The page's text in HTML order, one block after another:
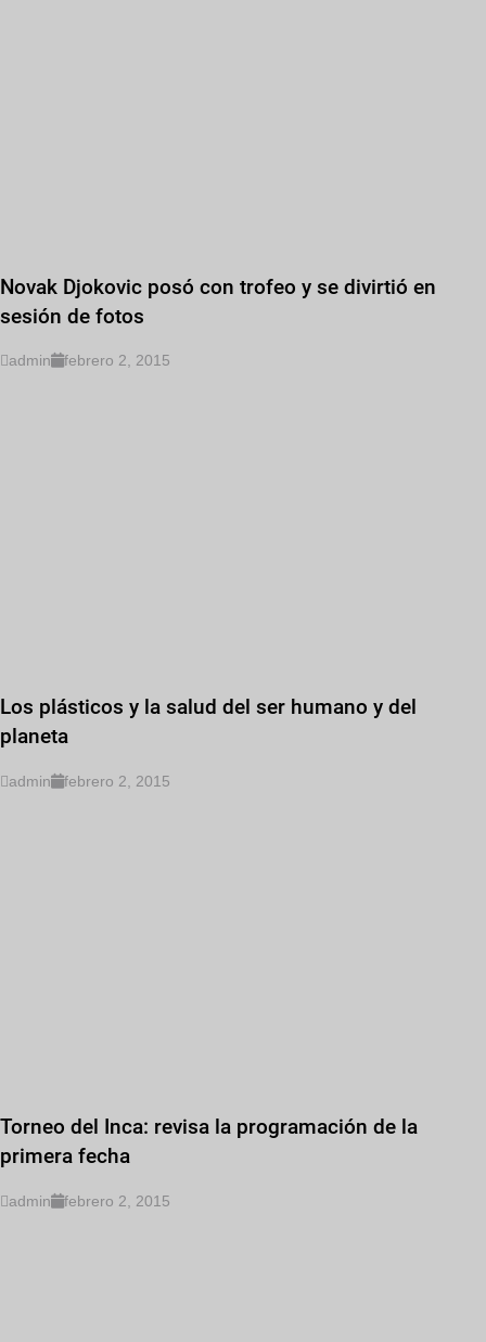
Novak Djokovic posó con trofeo y se divirtió en
sesión de fotos
admin febrero 2, 2015
Los plásticos y la salud del ser humano y del
planeta
admin febrero 2, 2015
Torneo del Inca: revisa la programación de la
primera fecha
admin febrero 2, 2015